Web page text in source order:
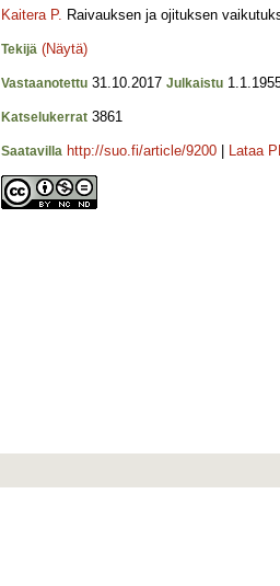
Kaitera P. Raivauksen ja ojituksen
Tekijä (Näytä)
Vastaanotettu 31.10.2017 Julkaistu
Katselukerrat 3861
Saatavilla http://suo.fi/article/9200 Lataa